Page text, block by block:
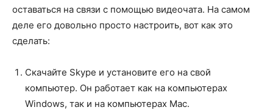
оставаться на связи с помощью видеочата. На самом
деле его довольно просто настроить, вот как это
сделать:
Скачайте Skype и установите его на свой
компьютер. Он работает как на компьютерах
Windows, так и на компьютерах Mac.